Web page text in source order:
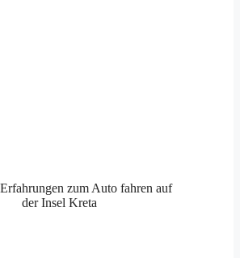
zum Auto fahren auf
der Insel Kreta